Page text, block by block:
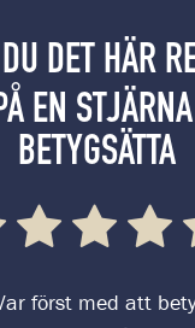
DET HÄR
EN STJÄRNA
BETYGSÄTTA
först med att